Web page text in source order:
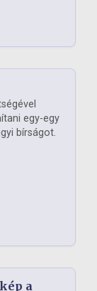
egy-egy
bírságot.
a